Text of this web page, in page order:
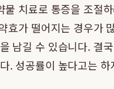
치료로 통증을 조절
효가 떨어지는 경우가
남길 수 있습니다. 결
. 성공률이 높다고는